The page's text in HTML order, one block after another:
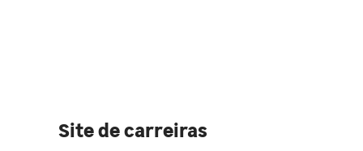
Site de carreiras